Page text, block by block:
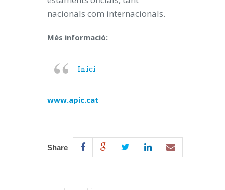
nacionals com internacionals.
Més informació:
Inici
www.apic.cat
Share